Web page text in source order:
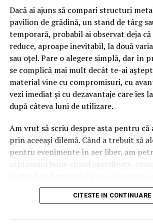
concursului, premiul fiind oferit prin
24 februarie.
După proiecțiile speciale din Arad,
Sibiu, Brașov, Cluj-Napoca, Baia Mare,
pline, multe aplauze, râsete și discuții
spectatorii curioși și încântați de
prestațiile actorilor, caravana„În
în mai multe orașe.
Pe11 februarieva avea loc proiecția
mea”de laCinema City din City Park
18:30, underegizorul Paul Decu și
, originari din Constanța și
Alexandra Răduță și Gabriel Vatavu.
12 februarie de la 18:30la întâlnirea
Dacă ai ajuns să compari structuri
pavilion de grădină, un stand de târg
temporară, probabil ai observat deja că
reduce, aproape inevitabil, la două
sau oțel. Pare o alegere simplă, dar în
se complică mai mult decât te-ai
material vine cu compromisuri, cu
vezi imediat și cu dezavantaje care ies
după câteva luni de utilizare.
Am vrut să scriu despre asta pentru că
prin aceeași dilemă. Când a trebuit să
pentru evenimente în aer liber, am
săptămâni bune citind specificații,
„corect” depinde mult de context, de
pavilionul și de ce condiții meteo ai
CITESTE IN CONTINUARE